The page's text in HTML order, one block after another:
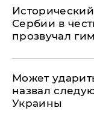
Сербии в
прозвучал
Может
назвал
Украины